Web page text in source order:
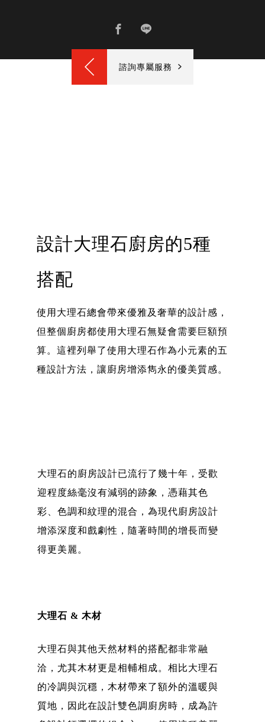
諮詢專屬服務
設計大理石廚房的5種
搭配
使用大理石總會帶來優雅及奢華的設計感，
但整個廚房都使用大理石無疑會需要巨額預
算。這裡列舉了使用大理石作為小元素的五
種設計方法，讓廚房增添雋永的優美質感。
大理石的廚房設計已流行了幾十年，受歡
迎程度絲毫沒有減弱的跡象，憑藉其色
彩、色調和紋理的混合，為現代廚房設計
增添深度和戲劇性，隨著時間的增長而變
得更美麗。
大理石 & 木材
大理石與其他天然材料的搭配都非常融
洽，尤其木材更是相輔相成。相比大理石
的冷調與沉穩，木材帶來了額外的溫暖與
質地，因此在設計雙色調廚房時，成為許